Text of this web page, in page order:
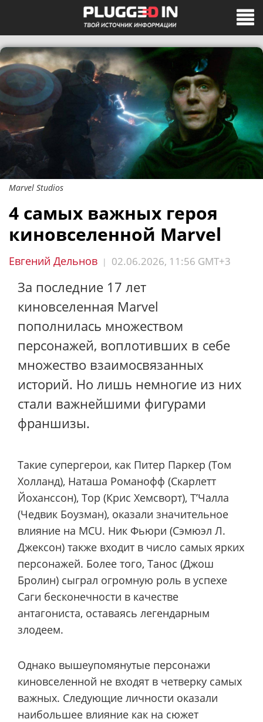
Marvel Studios
4 самых важных героя
киновселенной Marvel
Евгений Дельнов | 02.06.2026, 11:56 GMT+3
За последние 17 лет
киновселенная Marvel
пополнилась множеством
персонажей, воплотивших в себе
множество взаимосвязанных
историй. Но лишь немногие из них
стали важнейшими фигурами
франшизы.
Такие супергерои, как Питер Паркер (Том
Холланд), Наташа Романофф (Скарлетт
Йоханссон), Тор (Крис Хемсворт), Т’Чалла
(Чедвик Боузман), оказали значительное
влияние на MCU. Ник Фьюри (Сэмюэл Л.
Джексон) также входит в число самых ярких
персонажей. Более того, Танос (Джош
Бролин) сыграл огромную роль в успехе
Саги бесконечности в качестве
антагониста, оставаясь легендарным
злодеем.
Однако вышеупомянутые персонажи
киновселенной не входят в четверку самых
важных. Следующие личности оказали
наибольшее влияние как на сюжет